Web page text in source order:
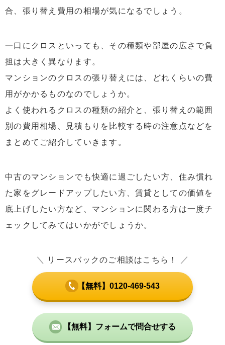
合、張り替え費用の相場が気になるでしょう。
一口にクロスといっても、その種類や部屋の広さで負
担は大きく異なります。
マンションのクロスの張り替えには、どれくらいの費
用がかかるものなのでしょうか。
よく使われるクロスの種類の紹介と、張り替えの範囲
別の費用相場、見積もりを比較する時の注意点などを
まとめてご紹介していきます。
中古のマンションでも快適に過ごしたい方、住み慣れ
た家をグレードアップしたい方、賃貸としての価値を
底上げしたい方など、マンションに関わる方は一度チ
ェックしてみてはいかがでしょうか。
＼ リースバックのご相談はこちら！ ／
【無料】0120-469-543
【無料】フォームで問合せする